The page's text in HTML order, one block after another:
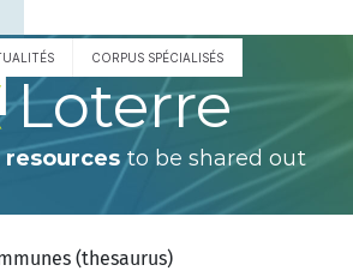
CORPUS SPÉCIALISÉS
Loterre
to be shared out
(thesaurus)